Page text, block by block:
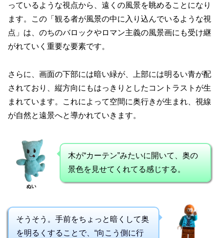
っているような視点から、遠くの風景を眺めることになり
ます。この「観る者が風景の中に入り込んでいるような視
点」は、のちのバロックやロマン主義の風景画にも受け継
がれていく重要な要素です。
さらに、画面の下部には暗い緑が、上部には明るい青が配
されており、縦方向にもはっきりとしたコントラストが生
まれています。これによって空間に奥行きが生まれ、視線
が自然と遠景へと導かれていきます。
ぬい
木が“カーテン”みたいに開いて、奥の
景色を見せてくれてる感じする。
そうそう。手前をちょっと暗くして奥
を明るくすることで、“向こう側に行